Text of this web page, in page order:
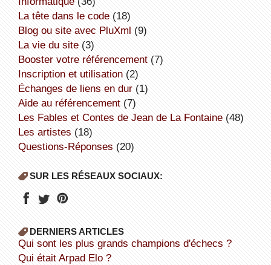
la tête dans le code(18)
Blog ou site avec PluXml (9)
la vie du site(3)
booster votre référencement(7)
inscription et utilisation(2)
échanges de liens en dur(1)
aide au référencement(7)
Les Fables et Contes de Jean de La Fontaine(48)
Les artistes (18)
Questions-Réponses (20)
SUR LES RÉSEAUX SOCIAUX:
DERNIERS ARTICLES
Qui sont les plus grands champions d'échecs ?
Qui était Arpad Elo ?